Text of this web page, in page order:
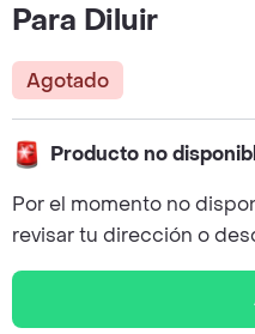
Para Diluir
Agotado
Producto no
Por el momento no
revisar tu dirección o